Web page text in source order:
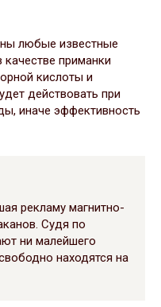
любые известные
приманки
кислоты и
действовать при
иначе эффективность
рекламу магнитно-
Судя по
ни малейшего
находятся на